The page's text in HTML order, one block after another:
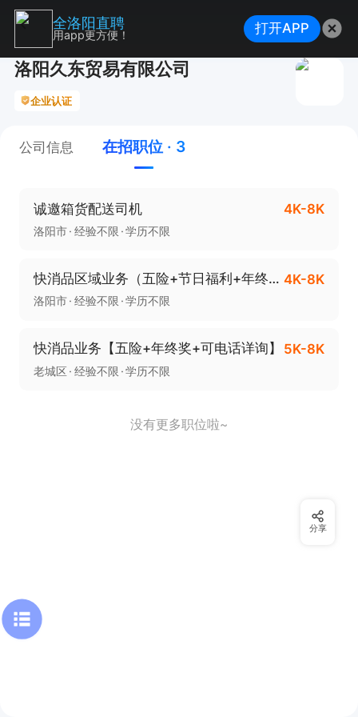
洛阳久东贸易有限公司
企业认证
公司信息 在招职位 · 3
诚邀箱货配送司机 4K-8K
洛阳市 经验不限 学历不限
快消品区域业务（五险+节日福利+年终奖） 4K-8K
洛阳市 经验不限 学历不限
快消品业务【五险+年终奖+可电话详询】 5K-8K
老城区 经验不限 学历不限
没有更多职位啦~
分享
全洛阳直聘
用app更方便！ 打开APP